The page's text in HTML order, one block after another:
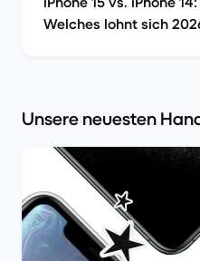
Welches lohnt sich
Unsere neuesten